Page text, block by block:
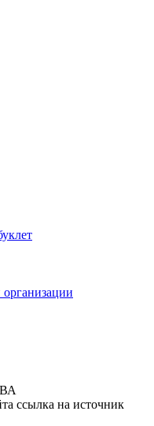
организации
ссылка на источник